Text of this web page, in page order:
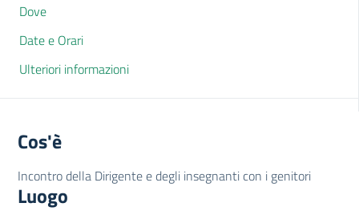
Dove
Date e Orari
Ulteriori informazioni
Cos'è
Incontro della Dirigente e degli insegnanti con i genitori
Luogo